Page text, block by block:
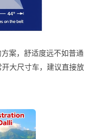
案，舒适度远不如普通
大尺寸车，建议直接放